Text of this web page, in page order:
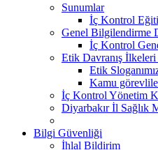
Sunumlar
İç Kontrol
Genel Bilgilendirme
İç Kontrol
Etik Davranış İlkeleri
Etik
Kamu
İç Kontrol Yönetim
Diyarbakır İl Sağlık
Bilgi Güvenliği
İhlal Bildirim